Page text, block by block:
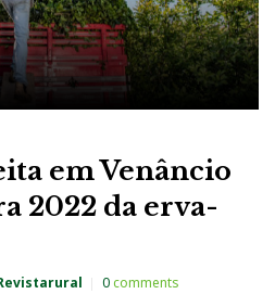
em Venâncio
2022 da erva-
0comments